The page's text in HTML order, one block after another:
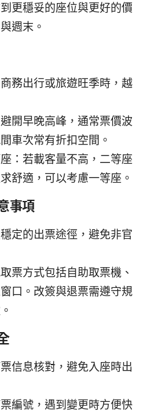
更穩妥的座位與更好的價
週末。
務出行或旅遊旺季時，越
開早晚高峰，通常票價波
車次常有折扣空間。
：若載客量不高，二等座
舒適，可以考慮一等座。
事項
定的出票途徑，避免非官
票方式包括自助取票機、
口。改簽與退票需遵守規
信息核對，避免入座時出
編號，遇到變更時方便快